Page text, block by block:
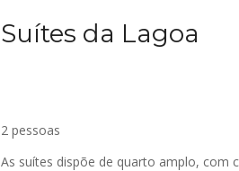
Suítes da Lagoa
2 pessoas
As suítes dispõe de quarto amplo, com